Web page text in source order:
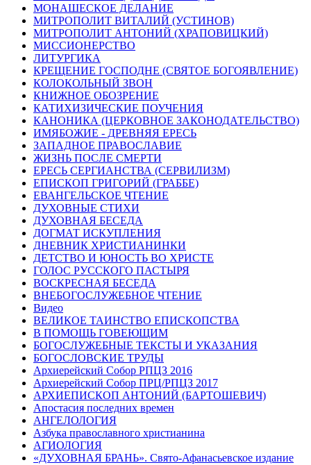
МОНАШЕСКОЕ ДЕЛАНИЕ
МИТРОПОЛИТ ВИТАЛИЙ (УСТИНОВ)
МИТРОПОЛИТ АНТОНИЙ (ХРАПОВИЦКИЙ)
МИССИОНЕРСТВО
ЛИТУРГИКА
КРЕЩЕНИЕ ГОСПОДНЕ (СВЯТОЕ БОГОЯВЛЕНИЕ)
КОЛОКОЛЬНЫЙ ЗВОН
КНИЖНОЕ ОБОЗРЕНИЕ
КАТИХИЗИЧЕСКИЕ ПОУЧЕНИЯ
КАНОНИКА (ЦЕРКОВНОЕ ЗАКОНОДАТЕЛЬСТВО)
ИМЯБОЖИЕ - ДРЕВНЯЯ ЕРЕСЬ
ЗАПАДНОЕ ПРАВОСЛАВИЕ
ЖИЗНЬ ПОСЛЕ СМЕРТИ
ЕРЕСЬ СЕРГИАНСТВА (СЕРВИЛИЗМ)
ЕПИСКОП ГРИГОРИЙ (ГРАББЕ)
ЕВАНГЕЛЬСКОЕ ЧТЕНИЕ
ДУХОВНЫЕ СТИХИ
ДУХОВНАЯ БЕСЕДА
ДОГМАТ ИСКУПЛЕНИЯ
ДНЕВНИК ХРИСТИАНИНКИ
ДЕТСТВО И ЮНОСТЬ ВО ХРИСТЕ
ГОЛОС РУССКОГО ПАСТЫРЯ
ВОСКРЕСНАЯ БЕСЕДА
ВНЕБОГОСЛУЖЕБНОЕ ЧТЕНИЕ
Видео
ВЕЛИКОЕ ТАИНСТВО ЕПИСКОПСТВА
В ПОМОЩЬ ГОВЕЮЩИМ
БОГОСЛУЖЕБНЫЕ ТЕКСТЫ И УКАЗАНИЯ
БОГОСЛОВСКИЕ ТРУДЫ
Архиерейский Собор РПЦЗ 2016
Архиерейский Собор ПРЦ/РПЦЗ 2017
АРХИЕПИСКОП АНТОНИЙ (БАРТОШЕВИЧ)
Апостасия последних времен
АНГЕЛОЛОГИЯ
Азбука православного христианина
АГИОЛОГИЯ
«ДУХОВНАЯ БРАНЬ». Свято-Афанасьевское издание